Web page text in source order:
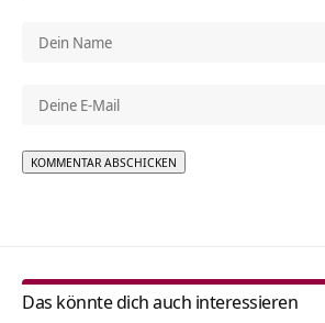
Das könnte dich auch interessieren